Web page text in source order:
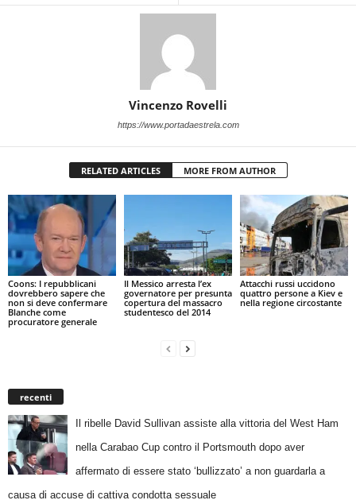
Vincenzo Rovelli
https://www.portadaestrela.com
RELATED ARTICLES MORE FROM AUTHOR
Coons: I repubblicani
dovrebbero sapere che
non si deve confermare
Blanche come
procuratore generale
Il Messico arresta l’ex
governatore per presunta
copertura del massacro
studentesco del 2014
Attacchi russi uccidono
quattro persone a Kiev e
nella regione circostante
recenti
Il ribelle David Sullivan assiste alla vittoria del West Ham
nella Carabao Cup contro il Portsmouth dopo aver
affermato di essere stato ‘bullizzato’ a non guardarla a
causa di accuse di cattiva condotta sessuale